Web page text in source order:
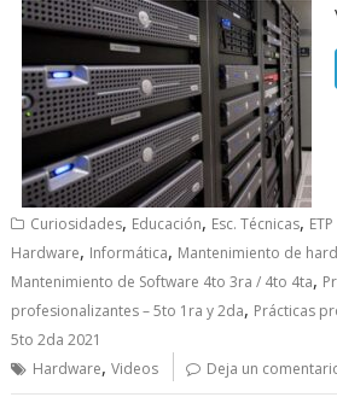
Curiosidades, Educación, Esc. Técnicas,
Hardware, Informática, Mantenimiento de
Mantenimiento de Software 4to 3ra / 4to 4ta,
profesionalizantes – 5to 1ra y 2da, Prácticas
5to 2da 2021
Hardware,Videos Deja un